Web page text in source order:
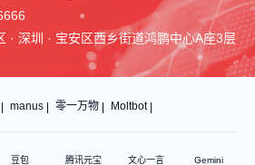
· 深圳 · 宝安区西乡街道鸿鹏中心A座3层
manus 零一万物 Moltbot
豆包 腾讯元宝 文心一言 Gemini